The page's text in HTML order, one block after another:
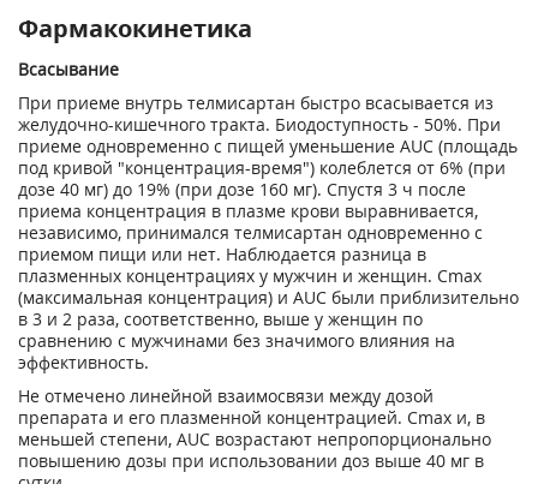
Фармакокинетика
Всасывание
При приеме внутрь телмисартан быстро всасывается из
желудочно-кишечного тракта. Биодоступность - 50%. При
приеме одновременно с пищей уменьшение AUC (площадь
под кривой "концентрация-время") колеблется от 6% (при
дозе 40 мг) до 19% (при дозе 160 мг). Спустя 3 ч после
приема концентрация в плазме крови выравнивается,
независимо, принимался телмисартан одновременно с
приемом пищи или нет. Наблюдается разница в
плазменных концентрациях у мужчин и женщин. Сmax
(максимальная концентрация) и AUC были приблизительно
в 3 и 2 раза, соответственно, выше у женщин по
сравнению с мужчинами без значимого влияния на
эффективность.
Не отмечено линейной взаимосвязи между дозой
препарата и его плазменной концентрацией. Сmах и, в
меньшей степени, AUC возрастают непропорционально
повышению дозы при использовании доз выше 40 мг в